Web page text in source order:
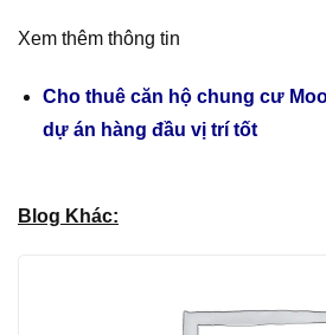
Xem thêm thông tin
Cho thuê căn hộ chung cư
dự án hàng đầu vị trí tốt
Blog Khác: